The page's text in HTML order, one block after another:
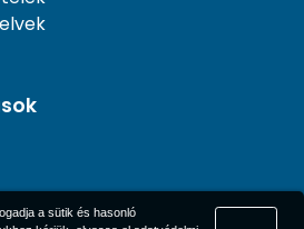
a sütik és hasonló